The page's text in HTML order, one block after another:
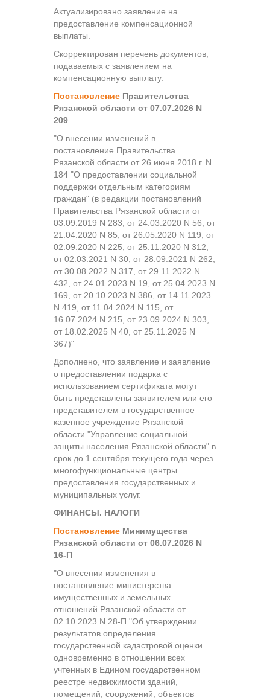
Актуализировано заявление на
предоставление компенсационной
выплаты.
Скорректирован перечень документов,
подаваемых с заявлением на
компенсационную выплату.
Постановление Правительства
Рязанской области от 07.07.2026 N
209
"О внесении изменений в
постановление Правительства
Рязанской области от 26 июня 2018 г. N
184 "О предоставлении социальной
поддержки отдельным категориям
граждан" (в редакции постановлений
Правительства Рязанской области от
03.09.2019 N 283, от 24.03.2020 N 56, от
21.04.2020 N 85, от 26.05.2020 N 119, от
02.09.2020 N 225, от 25.11.2020 N 312,
от 02.03.2021 N 30, от 28.09.2021 N 262,
от 30.08.2022 N 317, от 29.11.2022 N
432, от 24.01.2023 N 19, от 25.04.2023 N
169, от 20.10.2023 N 386, от 14.11.2023
N 419, от 11.04.2024 N 115, от
16.07.2024 N 215, от 23.09.2024 N 303,
от 18.02.2025 N 40, от 25.11.2025 N
367)"
Дополнено, что заявление и заявление
о предоставлении подарка с
использованием сертификата могут
быть представлены заявителем или его
представителем в государственное
казенное учреждение Рязанской
области "Управление социальной
защиты населения Рязанской области" в
срок до 1 сентября текущего года через
многофункциональные центры
предоставления государственных и
муниципальных услуг.
ФИНАНСЫ. НАЛОГИ
Постановление Минимущества
Рязанской области от 06.07.2026 N
16-П
"О внесении изменения в
постановление министерства
имущественных и земельных
отношений Рязанской области от
02.10.2023 N 28-П "Об утверждении
результатов определения
государственной кадастровой оценки
одновременно в отношении всех
учтенных в Едином государственном
реестре недвижимости зданий,
помещений, сооружений, объектов